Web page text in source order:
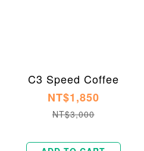
C3 Speed Coffee
NT$1,850
NT$3,000